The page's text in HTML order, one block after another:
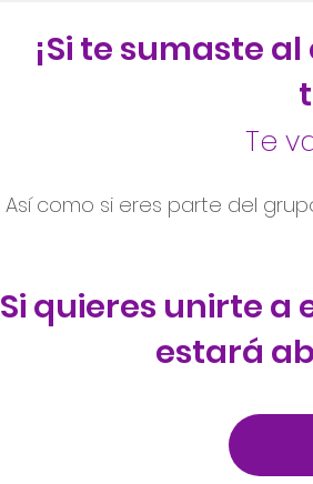
¡Si te sumaste
Te
Así como si eres parte del
Si quieres unirte a
estará